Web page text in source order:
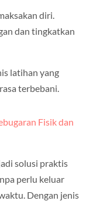
diri.
dan tingkatkan
latihan yang
terbebani.
Fisik dan
solusi praktis
perlu keluar
Dengan jenis